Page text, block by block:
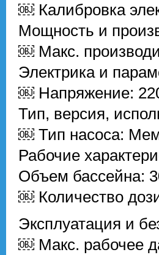
￼ Калибровка
Мощность и
￼ Макс.
Электрика и
￼ Напряжение:
Тип, версия,
￼ Тип насоса:
Рабочие
Объем бассейна:
￼ Количество
Эксплуатация и
￼ Макс. рабочее